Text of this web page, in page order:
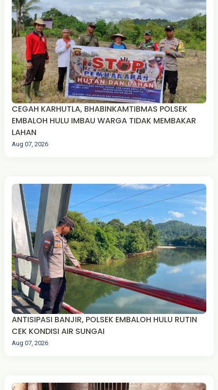
CEGAH KARHUTLA, BHABINKAMTIBMAS POLSEK
EMBALOH HULU IMBAU WARGA TIDAK MEMBAKAR
LAHAN
Aug 07, 2026
ANTISIPASI BANJIR, POLSEK EMBALOH HULU RUTIN
CEK KONDISI AIR SUNGAI
Aug 07, 2026